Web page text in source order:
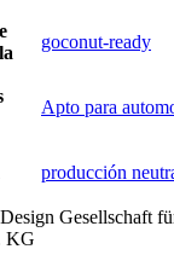
goconut-ready
Apto para
producción
Gesellschaft
KG